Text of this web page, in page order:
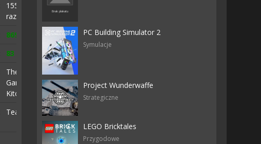
1558
razy
869
83
The
Game
Kitchen
Team17
PC Building Simulator 2
Symulacje
Project Wunderwaffe
Strategiczne
LEGO Bricktales
Przygodowe